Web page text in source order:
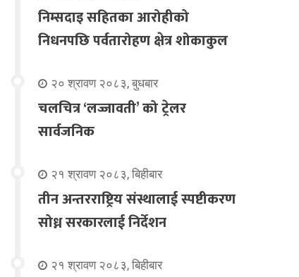
निम्सदाइ सहितका आरोहीको
निधनपछि पर्वतारोहण क्षेत्र शोकाकुल
२० श्रावण २०८३, बुधबार
चलचित्र ‘लज्जावती’ को ट्रेलर
सार्वजनिक
२१ श्रावण २०८३, बिहीबार
तीन अन्तरराष्ट्रिय संस्थालाई स्पष्टीकरण
सोध्न सरकारलाई निर्देशन
२१ श्रावण २०८३, बिहीबार